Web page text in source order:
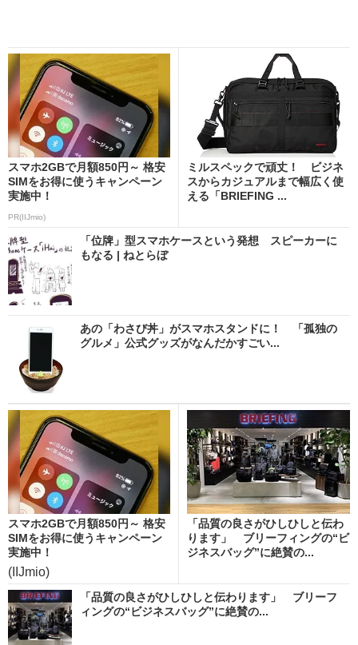
スマホ2GBで月額850円～ 格安
SIMをお得に使うキャンペーン
実施中！
PR(IIJmio)
ミルスペックで頑丈！ ビジネ
スからカジュアルまで幅広く使
える「BRIEFING ...
「位牌」型スマホケースという発想 スピーカーに
もなる | ねとらぼ
あの「わさび丼」がスマホスタンドに！ 「孤独の
グルメ」公式グッズがなんだかすごい...
スマホ2GBで月額850円～ 格安
SIMをお得に使うキャンペーン
実施中！
(IIJmio)
「品質の良さがひしひしと伝わ
ります」 ブリーフィングの“ビ
ジネスバッグ”に絶賛の...
「品質の良さがひしひしと伝わります」 ブリーフ
ィングの“ビジネスバッグ”に絶賛の...